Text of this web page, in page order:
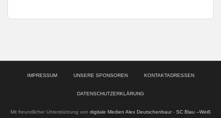
IMPRESSUM UNSERE SPONSOREN KONTAKTADRESSEN
DATENSCHUTZERKLÄRUNG
Mit freundlicher Unterstützung von digitale Medien Alex Deutschenbaur- SC Blau –Weiß